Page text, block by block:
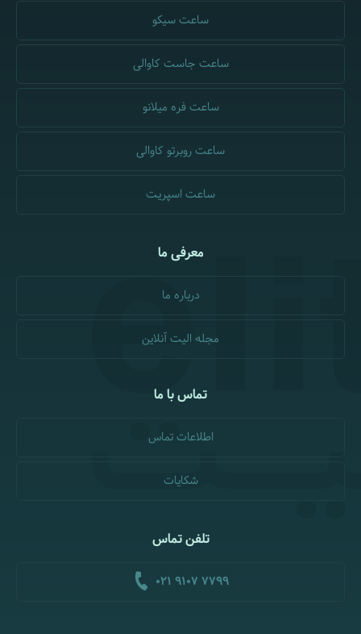
ساعت سیکو
ساعت جاست کاوالی
ساعت فره میلانو
ساعت روبرتو کاوالی
ساعت اسپریت
معرفی ما
درباره ما
مجله الیت آنلاین
تماس با ما
اطلاعات تماس
شکایات
تلفن تماس
021 9107 7799